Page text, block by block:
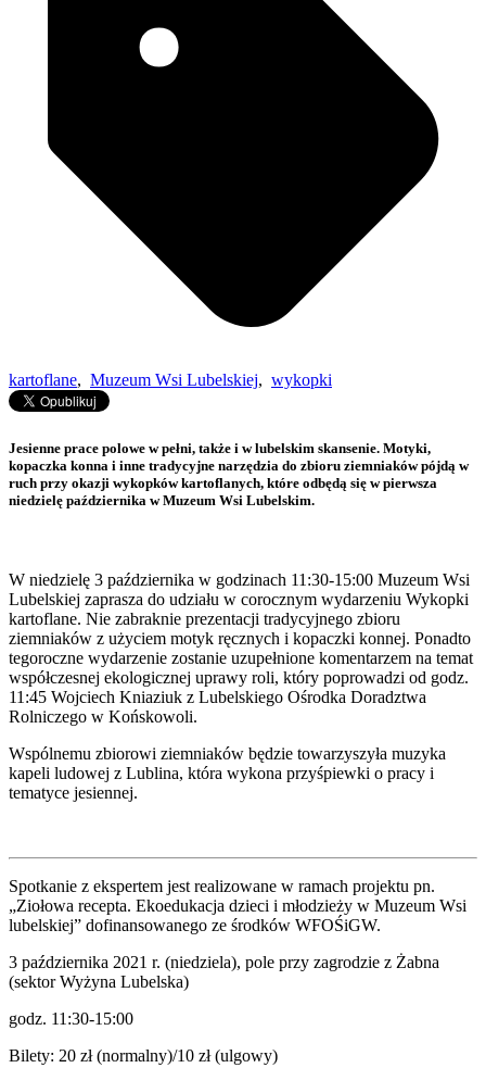
kartoflane, Muzeum Wsi Lubelskiej, wykopki
Jesienne prace polowe w pełni, także i w lubelskim skansenie. Motyki,
kopaczka konna i inne tradycyjne narzędzia do zbioru ziemniaków pójdą w
ruch przy okazji wykopków kartoflanych, które odbędą się w pierwsza
niedzielę października w Muzeum Wsi Lubelskim.
W niedzielę 3 października w godzinach 11:30-15:00 Muzeum Wsi
Lubelskiej zaprasza do udziału w corocznym wydarzeniu Wykopki
kartoflane. Nie zabraknie prezentacji tradycyjnego zbioru
ziemniaków z użyciem motyk ręcznych i kopaczki konnej. Ponadto
tegoroczne wydarzenie zostanie uzupełnione komentarzem na temat
współczesnej ekologicznej uprawy roli, który poprowadzi od godz.
11:45 Wojciech Kniaziuk z Lubelskiego Ośrodka Doradztwa
Rolniczego w Końskowoli.
Wspólnemu zbiorowi ziemniaków będzie towarzyszyła muzyka
kapeli ludowej z Lublina, która wykona przyśpiewki o pracy i
tematyce jesiennej.
Spotkanie z ekspertem jest realizowane w ramach projektu pn.
„Ziołowa recepta. Ekoedukacja dzieci i młodzieży w Muzeum Wsi
lubelskiej” dofinansowanego ze środków WFOŚiGW.
3 października 2021 r. (niedziela), pole przy zagrodzie z Żabna
(sektor Wyżyna Lubelska)
godz. 11:30-15:00
Bilety: 20 zł (normalny)/10 zł (ulgowy)